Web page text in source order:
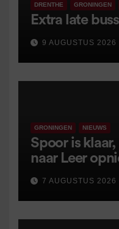
DRENTHE GRONINGEN
Extra late
9 AUGUSTUS 2026
GRONINGEN NIEUWS
Spoor is
naar Leer
7 AUGUSTUS 2026